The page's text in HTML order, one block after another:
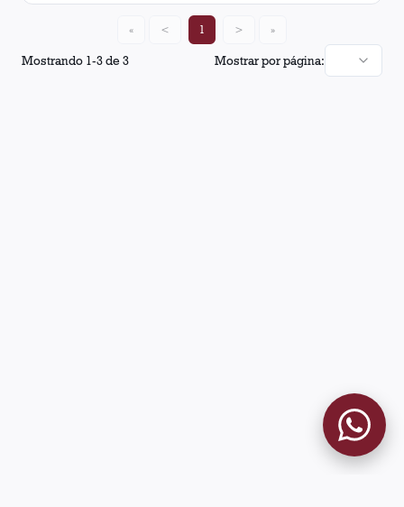
Mostrando 1-3de3 Mostrar por página:
« < 1 > »